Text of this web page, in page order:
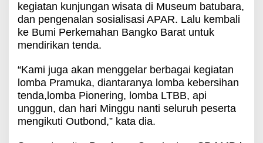
kegiatan kunjungan wisata di Museum batubara,
dan pengenalan sosialisasi APAR. Lalu kembali
ke Bumi Perkemahan Bangko Barat untuk
mendirikan tenda.
“Kami juga akan menggelar berbagai kegiatan
lomba Pramuka, diantaranya lomba kebersihan
tenda,lomba Pionering, lomba LTBB, api
unggun, dan hari Minggu nanti seluruh peserta
mengikuti Outbond,” kata dia.